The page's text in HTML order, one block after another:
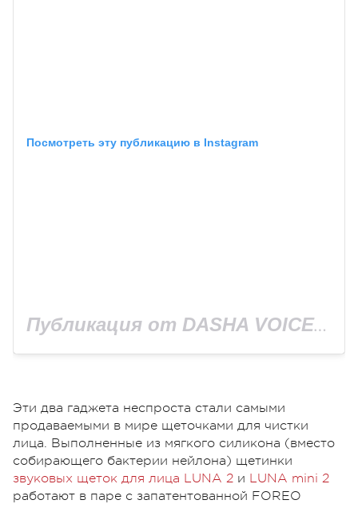
Посмотреть эту публикацию в Instagram
Публикация от DASHA VOICE (@dasha_voice_)
Эти два гаджета неспроста стали самыми
продаваемыми в мире щеточками для чистки
лица. Выполненные из мягкого силикона (вместо
собирающего бактерии нейлона) щетинки
звуковых щеток для лица LUNA 2 и LUNA mini 2
работают в паре с запатентованной FOREO